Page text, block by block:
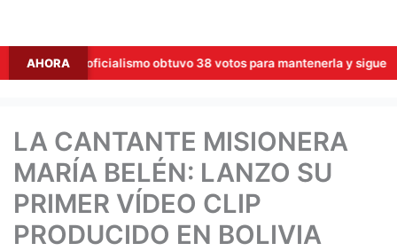
AHORA
oficialismo obtuvo 38 votos para mantenerla y sigue el debate
LA CANTANTE MISIONERA
MARÍA BELÉN: LANZO SU
PRIMER VÍDEO CLIP
PRODUCIDO EN BOLIVIA